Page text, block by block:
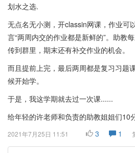
划水之选.
无点名无小测，开classin网课，作业可
言“两周内交的作业都是新鲜的”。助教
传到群里，期末还有补交作业的机会。
而且提前上完，最后两周都是复习习题
候开始学。
于是，我这学期就去过一次课......
给年轻的许老师和负责的助教姐姐们10
2021年7月25日 11:51 3 1